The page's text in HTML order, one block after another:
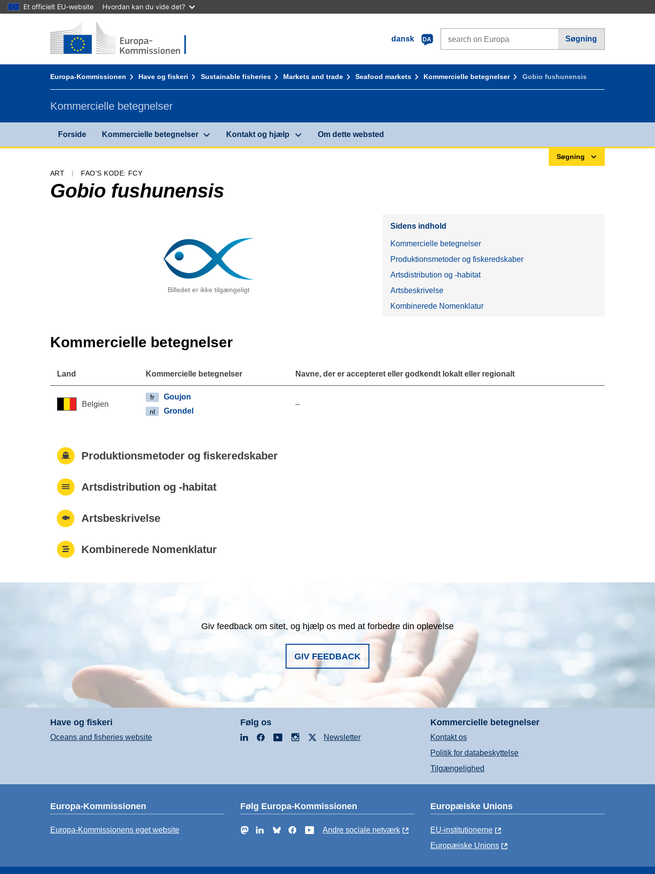
Et officielt EU-website Hvordan kan du vide det?
Forside - Europa-Kommissionen
dansk
DA Søgning
Europa-Kommissionen Have og fiskeri Sustainable fisheries Markets and trade Seafood markets Kommercielle betegnelser Gobio fushunensis
Kommercielle betegnelser
Forside Kommercielle betegnelser Kontakt og hjælp Om dette websted
Søgning
ART FAO'S KODE: FCY
Gobio fushunensis
Billedet er ikke tilgængeligt
Sidens indhold
Kommercielle betegnelser
Produktionsmetoder og fiskeredskaber
Artsdistribution og -habitat
Artsbeskrivelse
Kombinerede Nomenklatur
Kommercielle betegnelser
Land Kommercielle betegnelser Navne, der er accepteret eller godkendt lokalt eller regionalt
Belgien
fr Goujon
nl Grondel
–
Produktionsmetoder og fiskeredskaber
Artsdistribution og -habitat
Artsbeskrivelse
Kombinerede Nomenklatur
Giv feedback om sitet, og hjælp os med at forbedre din oplevelse
GIV FEEDBACK
Have og fiskeri
Oceans and fisheries website
Følg os
LinkedInFacebookYouTubeInstagramNewsletter
Kommercielle betegnelser
Kontakt os
Politik for databeskyttelse
Tilgængelighed
Europa-Kommissionen
Europa-Kommissionens eget website
Følg Europa-Kommissionen
MastodonLinkedInBlueskyFacebookYouTube
Andre sociale netværk
Europæiske Unions
EU-institutionerne
Europæiske Unions